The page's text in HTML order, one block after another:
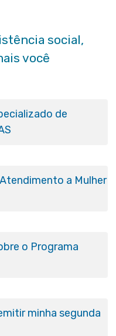
social,
você
de
a Mulher
o Programa
minha segunda